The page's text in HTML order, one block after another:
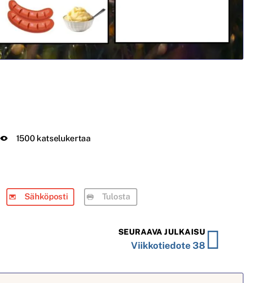
1500 katselukertaa
Sähköposti Tulosta
SEURAAVA JULKAISU
Viikkotiedote 38